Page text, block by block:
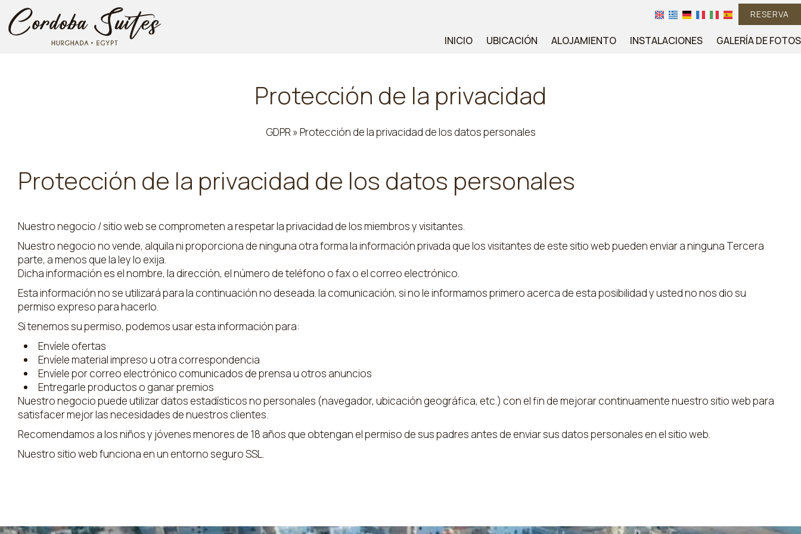
RESERVA
INICIO UBICACIÓN ALOJAMIENTO INSTALACIONES GALERÍA DE FOTOS
Protección de la privacidad
GDPR » Protección de la privacidad de los datos personales
Protección de la privacidad de los datos personales
Nuestro negocio / sitio web se comprometen a respetar la privacidad de los miembros y visitantes.
Nuestro negocio no vende, alquila ni proporciona de ninguna otra forma la información privada que los visitantes de este sitio web pueden enviar a ninguna Tercera
parte, a menos que la ley lo exija.
Dicha información es el nombre, la dirección, el número de teléfono o fax o el correo electrónico.
Esta información no se utilizará para la continuación no deseada. la comunicación, si no le informamos primero acerca de esta posibilidad y usted no nos dio su
permiso expreso para hacerlo.
Si tenemos su permiso, podemos usar esta información para:
Envíele ofertas
Envíele material impreso u otra correspondencia
Envíele por correo electrónico comunicados de prensa u otros anuncios
Entregarle productos o ganar premios
Nuestro negocio puede utilizar datos estadísticos no personales (navegador, ubicación geográfica, etc.) con el fin de mejorar continuamente nuestro sitio web para
satisfacer mejor las necesidades de nuestros clientes.
Recomendamos a los niños y jóvenes menores de 18 años que obtengan el permiso de sus padres antes de enviar sus datos personales en el sitio web.
Nuestro sitio web funciona en un entorno seguro SSL.